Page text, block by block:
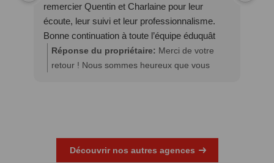
remercier Quentin et Charlaine pour leur
écoute, leur suivi et leur professionnalisme.
Bonne continuation à toute l’équipe éduquât
saint George d’esparanche.
Réponse du propriétaire: Merci de votre
retour ! Nous sommes heureux que vous
Découvrir nos autres agences